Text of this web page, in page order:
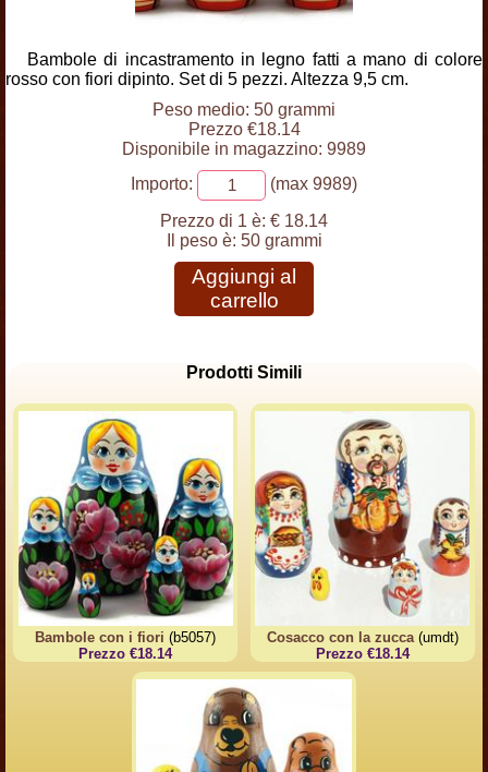
Bambole di incastramento in legno fatti a mano di colore
rosso con fiori dipinto. Set di 5 pezzi. Altezza 9,5 cm.
Peso medio: 50 grammi
Prezzo €18.14
Disponibile in magazzino: 9989
Importo:
(max 9989)
Prezzo di 1 è: € 18.14
Il peso è: 50 grammi
Aggiungi al
carrello
Prodotti Simili
Bambole con i fiori (b5057)
Prezzo €18.14
Cosacco con la zucca(umdt)
Prezzo €18.14